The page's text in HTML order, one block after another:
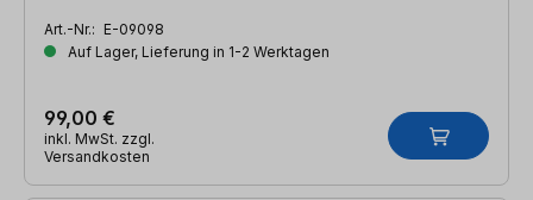
Art.-Nr.: E-09098
Auf Lager, Lieferung in 1-2 Werktagen
99,00 €
inkl. MwSt. zzgl.
Versandkosten